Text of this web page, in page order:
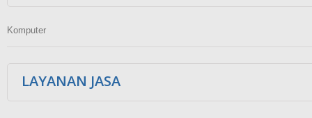
Komputer
LAYANAN JASA